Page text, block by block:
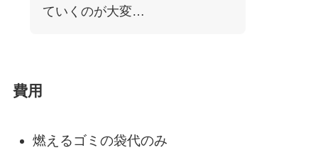
ていくのが大変…
費用
燃えるゴミの袋代のみ